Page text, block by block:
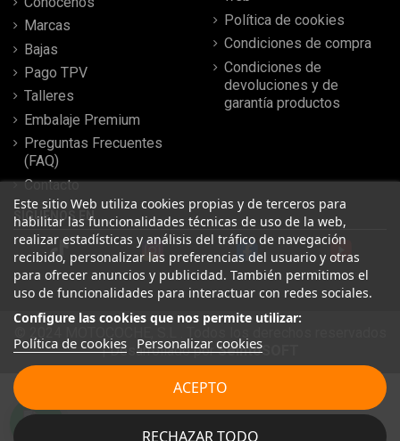
Leer más reseñas
Marcas
Bajas
Pago TPV
Talleres
Embalaje Premium
Preguntas Frecuentes
(FAQ)
Contacto
Política de cookies
Condiciones de compra
Condiciones de
devoluciones y de
garantía productos
Este sitio Web utiliza cookies propias y de terceros para
habilitar las funcionalidades técnicas de uso de la web,
realizar estadísticas y análisis del tráfico de navegación
recibido, personalizar las preferencias del usuario y otras
para ofrecer anuncios y publicidad. También permitimos el
uso de funcionalidades para interactuar con redes sociales.
Configure las cookies que nos permite utilizar:
Política de cookies Personalizar cookies
RECHAZAR TODO
ACEPTO
SÍGUENOS EN
| Desarrollado porSeintoSOFT